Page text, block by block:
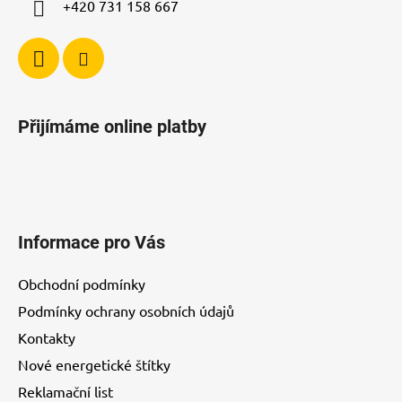
+420 731 158 667
Přijímáme online platby
Informace pro Vás
Obchodní podmínky
Podmínky ochrany osobních údajů
Kontakty
Nové energetické štítky
Reklamační list